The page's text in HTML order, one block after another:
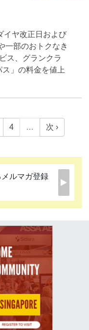
イヤ改正日および
一部のおトクなき
ス、グランクラ
」の料金を値上
4 … 次 ›
ルマガ登録